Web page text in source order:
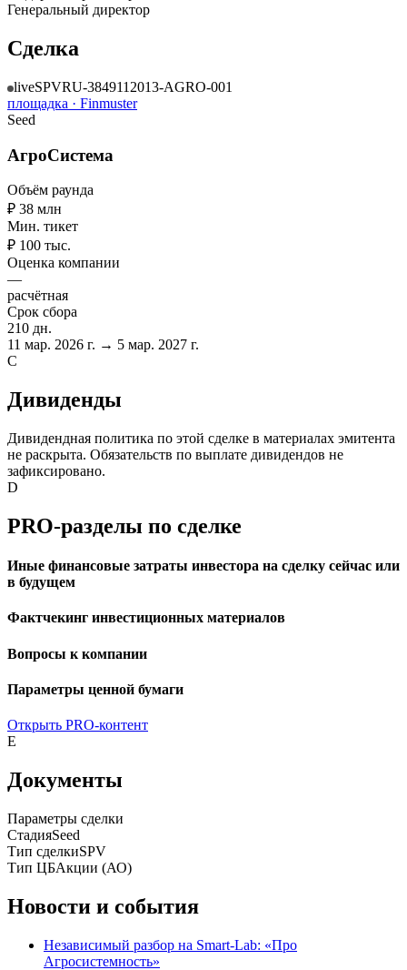
Генеральный директор
Сделка
liveSPVRU-3849112013-AGRO-001
площадка · Finmuster
Seed
АгроСистема
Объём раунда
₽ 38 млн
Мин. тикет
₽ 100 тыс.
Оценка компании
—
расчётная
Срок сбора
210 дн.
11 мар. 2026 г. → 5 мар. 2027 г.
C
Дивиденды
Дивидендная политика по этой сделке в материалах эмитента
не раскрыта. Обязательств по выплате дивидендов не
зафиксировано.
D
PRO-разделы по сделке
Иные финансовые затраты инвестора на сделку сейчас или
в будущем
Фактчекинг инвестиционных материалов
Вопросы к компании
Параметры ценной бумаги
Открыть PRO-контент
E
Документы
Параметры сделки
СтадияSeed
Тип сделкиSPV
Тип ЦБАкции (АО)
Новости и события
Независимый разбор на Smart-Lab: «Про
Агросистемность»